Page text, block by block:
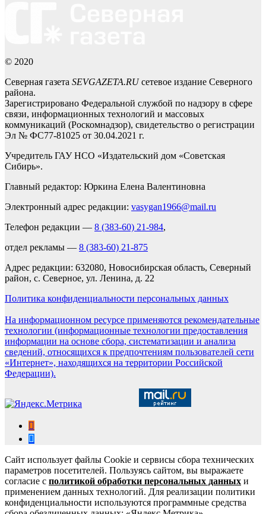
© 2020
Северная газета SEVGAZETA.RUсетевое издание Северного
района.
Зарегистрировано Федеральной службой по надзору в сфере
связи, информационных технологий и массовых
коммуникаций (Роскомнадзор), свидетельство о регистрации
Эл № ФС77-81025 от 30.04.2021 г.
Учредитель ГАУ НСО «Издательский дом «Советская
Сибирь».
Главный редактор: Юркина Елена Валентиновна
Электронный адрес редакции: vasygan1966@mail.ru
Телефон редакции — 8 (383-60) 21-984,
отдел рекламы — 8 (383-60) 21-875
Адрес редакции: 632080, Новосибирская область, Северный
район, с. Северное, ул. Ленина, д. 22
Политика конфиденциальности персональных данных
На информационном ресурсе применяются рекомендательные
технологии (информационные технологии предоставления
информации на основе сбора, систематизации и анализа
сведений, относящихся к предпочтениям пользователей сети
«Интернет», находящихся на территории Российской
Федерации).
Сайт использует файлы Cookie и сервисы сбора технических
параметров посетителей. Пользуясь сайтом, вы выражаете
согласие с политикой обработки персональных данных и
применением данных технологий. Для реализации политики
конфиденциальности используются программные средства